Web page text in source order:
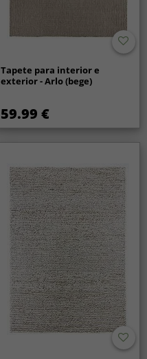
Tapete para interior e
exterior - Arlo (bege)
59.99 €